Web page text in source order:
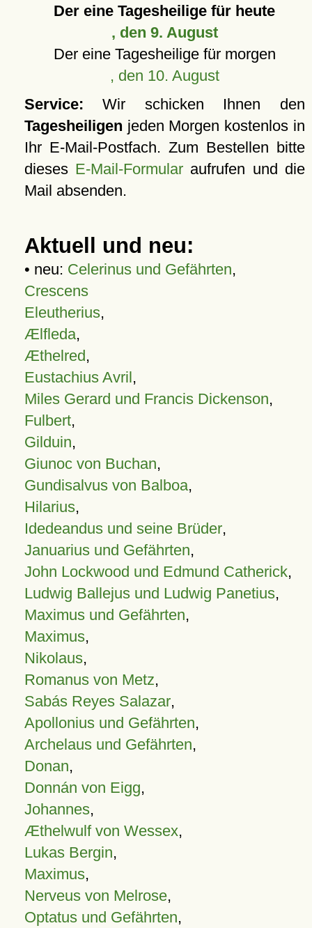
Der eine Tagesheilige für heute
, den 9. August
Der eine Tagesheilige für morgen
, den 10. August
Service: Wir schicken Ihnen den
Tagesheiligen jeden Morgen kostenlos in
Ihr E-Mail-Postfach. Zum Bestellen bitte
dieses E-Mail-Formular aufrufen und die
Mail absenden.
Aktuell und neu:
• neu: Celerinus und Gefährten,
Crescens
Eleutherius,
Ælfleda,
Æthelred,
Eustachius Avril,
Miles Gerard und Francis Dickenson,
Fulbert,
Gilduin,
Giunoc von Buchan,
Gundisalvus von Balboa,
Hilarius,
Idedeandus und seine Brüder,
Januarius und Gefährten,
John Lockwood und Edmund Catherick,
Ludwig Ballejus und Ludwig Panetius,
Maximus und Gefährten,
Maximus,
Nikolaus,
Romanus von Metz,
Sabás Reyes Salazar,
Apollonius und Gefährten,
Archelaus und Gefährten,
Donan,
Donnán von Eigg,
Johannes,
Æthelwulf von Wessex,
Lukas Bergin,
Maximus,
Nerveus von Melrose,
Optatus und Gefährten,